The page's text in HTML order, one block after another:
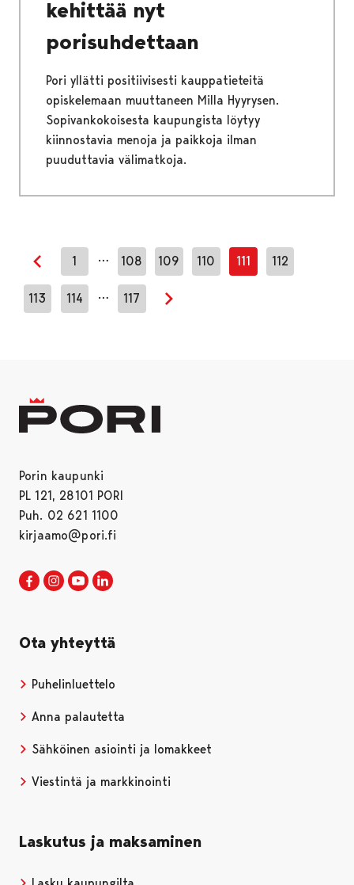
kehittää nyt
porisuhdettaan
Pori yllätti positiivisesti kauppatieteitä
opiskelemaan muuttaneen Milla Hyyrysen.
Sopivankokoisesta kaupungista löytyy
kiinnostavia menoja ja paikkoja ilman
puuduttavia välimatkoja.
Edellinen sivu
1 … 108 109 110 111 112
113 114 … 117
Seuraava sivu
Porin kaupunki
PL 121, 28101 PORI
Puh. 02 621 1100
kirjaamo@pori.fi
Porin kaupunki Facebookissa
Avautuu uudessa välilehdessä
Porin kaupunki Instagramissa
Avautuu uudessa välilehdessä
Porin kaupunki Youtubessa
Avautuu uudessa välilehdessä
Ota yhteyttä
Puhelinluettelo
Anna palautetta
Sähköinen asiointi ja lomakkeet
Viestintä ja markkinointi
Laskutus ja maksaminen